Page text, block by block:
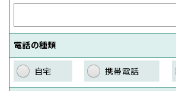
電話の種類
自宅 携帯電話